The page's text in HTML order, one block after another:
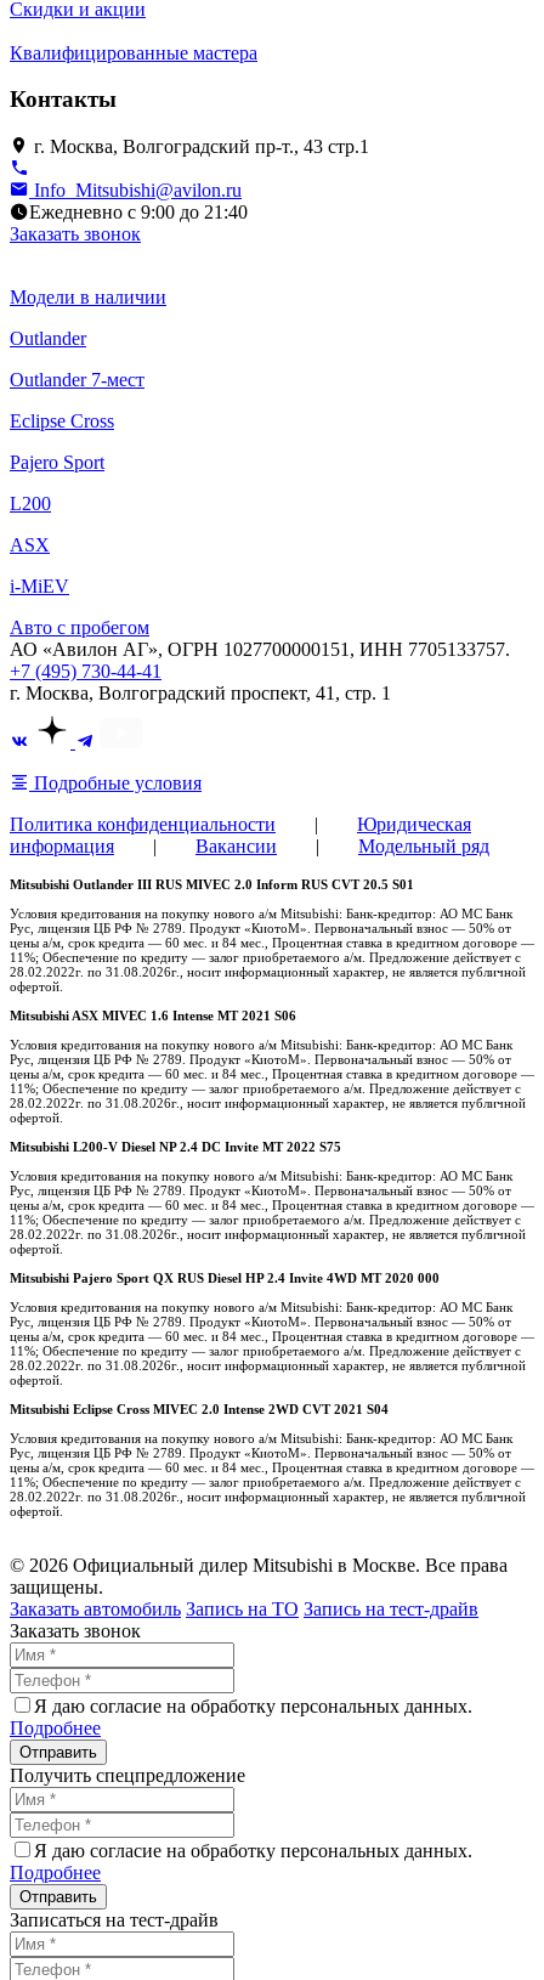
Скидки и акции
Квалифицированные мастера
Контакты
г. Москва, Волгоградский пр-т., 43 стр.1
Info_Mitsubishi@avilon.ru
Ежедневно с 9:00 до 21:40
Заказать звонок
Модели в наличии
Outlander
Outlander 7-мест
Eclipse Cross
Pajero Sport
L200
ASX
i-MiEV
Авто с пробегом
АО «Авилон АГ», ОГРН 1027700000151, ИНН 7705133757.
+7 (495) 730-44-41
г. Москва, Волгоградский проспект, 41, стр. 1
Подробные условия
Политика конфиденциальности | Юридическая
информация | Вакансии | Модельный ряд
Mitsubishi Outlander III RUS MIVEC 2.0 Inform RUS CVT 20.5 S01
Условия кредитования на покупку нового а/м Mitsubishi: Банк-кредитор: АО МС Банк
Рус, лицензия ЦБ РФ № 2789. Продукт «КиотоМ». Первоначальный взнос — 50% от
цены а/м, срок кредита — 60 мес. и 84 мес., Процентная ставка в кредитном договоре —
11%; Обеспечение по кредиту — залог приобретаемого а/м. Предложение действует с
28.02.2022г. по 31.08.2026г., носит информационный характер, не является публичной
офертой.
Mitsubishi ASX MIVEC 1.6 Intense MT 2021 S06
Условия кредитования на покупку нового а/м Mitsubishi: Банк-кредитор: АО МС Банк
Рус, лицензия ЦБ РФ № 2789. Продукт «КиотоМ». Первоначальный взнос — 50% от
цены а/м, срок кредита — 60 мес. и 84 мес., Процентная ставка в кредитном договоре —
11%; Обеспечение по кредиту — залог приобретаемого а/м. Предложение действует с
28.02.2022г. по 31.08.2026г., носит информационный характер, не является публичной
офертой.
Mitsubishi L200-V Diesel NP 2.4 DC Invite MT 2022 S75
Условия кредитования на покупку нового а/м Mitsubishi: Банк-кредитор: АО МС Банк
Рус, лицензия ЦБ РФ № 2789. Продукт «КиотоМ». Первоначальный взнос — 50% от
цены а/м, срок кредита — 60 мес. и 84 мес., Процентная ставка в кредитном договоре —
11%; Обеспечение по кредиту — залог приобретаемого а/м. Предложение действует с
28.02.2022г. по 31.08.2026г., носит информационный характер, не является публичной
офертой.
Mitsubishi Pajero Sport QX RUS Diesel HP 2.4 Invite 4WD MT 2020 000
Условия кредитования на покупку нового а/м Mitsubishi: Банк-кредитор: АО МС Банк
Рус, лицензия ЦБ РФ № 2789. Продукт «КиотоМ». Первоначальный взнос — 50% от
цены а/м, срок кредита — 60 мес. и 84 мес., Процентная ставка в кредитном договоре —
11%; Обеспечение по кредиту — залог приобретаемого а/м. Предложение действует с
28.02.2022г. по 31.08.2026г., носит информационный характер, не является публичной
офертой.
Mitsubishi Eclipse Cross MIVEC 2.0 Intense 2WD CVT 2021 S04
Условия кредитования на покупку нового а/м Mitsubishi: Банк-кредитор: АО МС Банк
Рус, лицензия ЦБ РФ № 2789. Продукт «КиотоМ». Первоначальный взнос — 50% от
цены а/м, срок кредита — 60 мес. и 84 мес., Процентная ставка в кредитном договоре —
11%; Обеспечение по кредиту — залог приобретаемого а/м. Предложение действует с
28.02.2022г. по 31.08.2026г., носит информационный характер, не является публичной
офертой.
© 2026 Официальный дилер Mitsubishi в Москве. Все права
защищены.
Заказать автомобиль Запись на ТО Запись на тест-драйв
Заказать звонок
Я даю согласие на обработку персональных данных.
Подробнее
Получить спецпредложение
Я даю согласие на обработку персональных данных.
Подробнее
Записаться на тест-драйв